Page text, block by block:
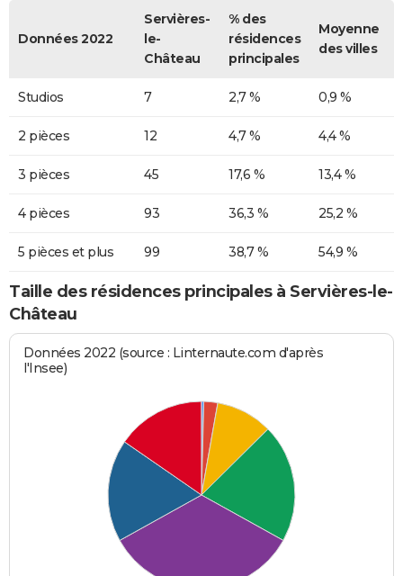
Données 2022
Servières-
le-
Château
% des
résidences
principales
Moyenne
des villes
Studios 7 2,7 % 0,9 %
2 pièces 12 4,7 % 4,4 %
3 pièces 45 17,6 % 13,4 %
4 pièces 93 36,3 % 25,2 %
5 pièces et plus 99 38,7 % 54,9 %
Taille des résidences principales à Servières-le-
Château
Données 2022 (source : Linternaute.com d'après
l'Insee)